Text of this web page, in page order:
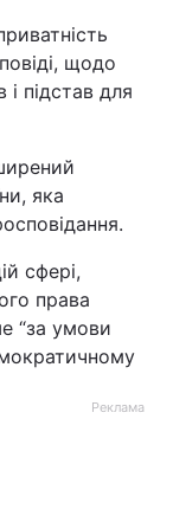
щодо
підстав для
яка
сфері,
права
“за умови
Реклама